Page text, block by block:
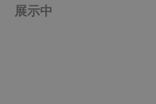
展示中